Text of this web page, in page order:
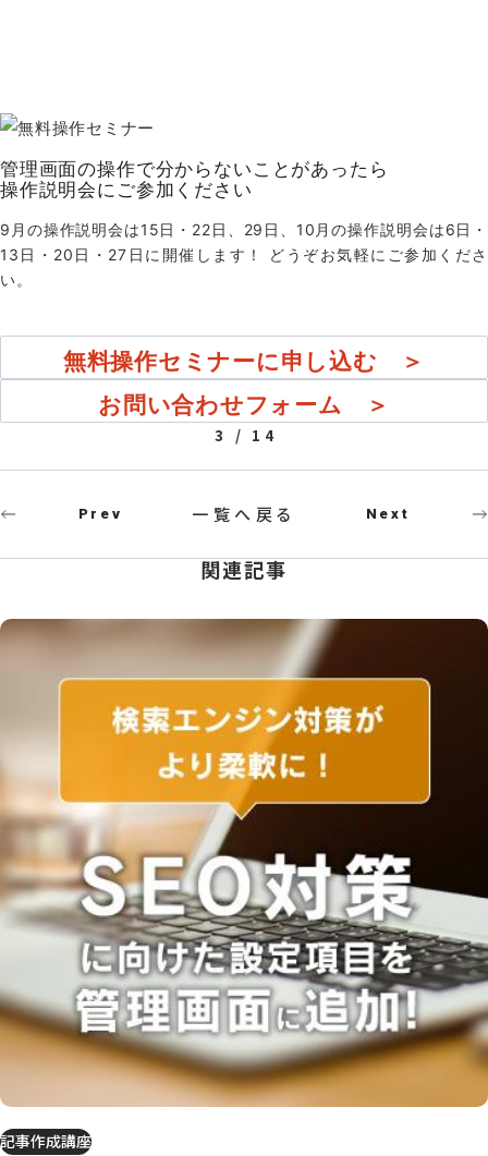
管理画面の操作で分からないことがあったら
操作説明会にご参加ください
9月の操作説明会は15日・22日、29日、10月の操作説明会は6日・
13日・20日・27日に開催します！ どうぞお気軽にご参加くださ
い。
無料操作セミナーに申し込む ＞
お問い合わせフォーム ＞
3 / 14
Prev 一覧へ戻る Next
関連記事
記事作成講座